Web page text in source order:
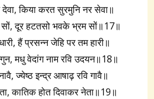
किया करत सुरमुनि नर सेवा॥
सों, दूर हटतसो भवके भ्रम सों॥17॥
हैं प्रसन्न जेहि पर तम हारी॥
मधु वेदांग नाम रवि उदयन॥18॥
ज्येष्ठ इन्द्र आषाढ़ रवि गावै॥
कातिक होत दिवाकर नेता॥19॥